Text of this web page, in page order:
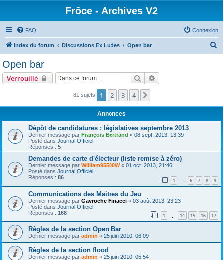
Frôce - Archives V2
FAQ Connexion
Index du forum Discussions Ex Ludes Open bar
r
Open bar
Verrouillé Rechercher
81 sujets 1 2 3 4
Annonces
Dépôt de candidatures : législatives septembre 2013
Dernier message par François Bertrand « 08 sept. 2013, 13:39
Posté dans Journal Officiel
Réponses : 5
Demandes de carte d'électeur (liste remise à zéro)
Dernier message par William95500W« 01 oct. 2013, 21:46
Posté dans Journal Officiel
Réponses : 86 1 … 6 7 8 9
Communications des Maitres du Jeu
Dernier message par Gavroche Finacci « 03 août 2013, 23:23
Posté dans Journal Officiel
Réponses : 168 1 14 15 16 17
Règles de la section Open Bar
Dernier message par admin « 25 juin 2010, 06:09
Règles de la section flood
Dernier message par admin « 25 juin 2010, 05:54